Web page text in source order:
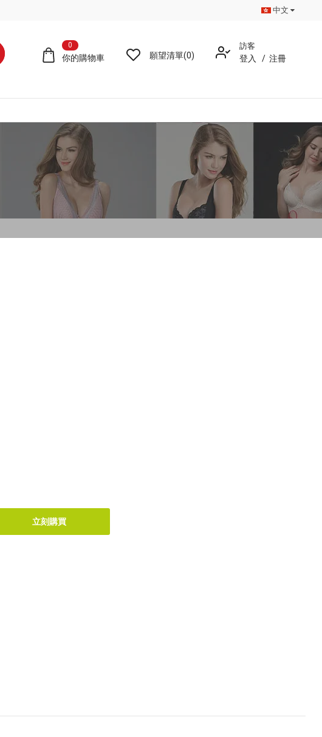
中文
你的購物車
0
願望清單(0)
訪客
登入 / 注冊